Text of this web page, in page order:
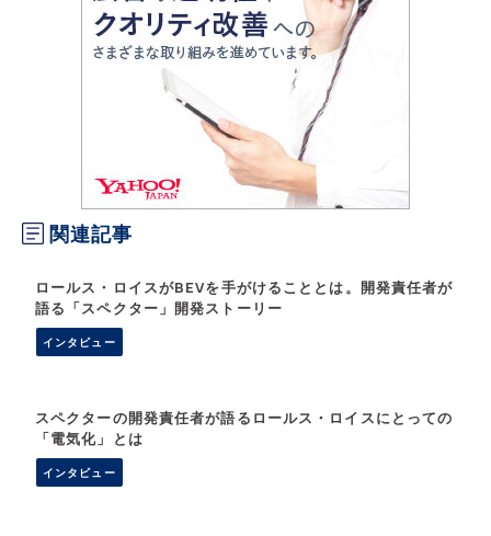
関連記事
ロールス・ロイスがBEVを手がけることとは。開発責任者が
語る「スペクター」開発ストーリー
インタビュー
スペクターの開発責任者が語るロールス・ロイスにとっての
「電気化」とは
インタビュー